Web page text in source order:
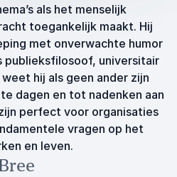
als het menselijk
toegankelijk maakt. Hij
met onverwachte humor
publieksfilosoof, universitair
hij als geen ander zijn
dagen en tot nadenken aan
perfect voor organisaties
vragen op het
en leven.